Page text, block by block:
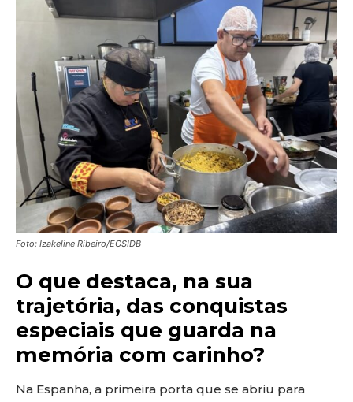
Foto: Izakeline Ribeiro/EGSIDB
O que destaca, na sua
trajetória, das conquistas
especiais que guarda na
memória com carinho?
Na Espanha, a primeira porta que se abriu para